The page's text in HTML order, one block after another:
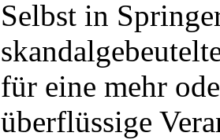
Selbst in
für eine mehr
überflüssige